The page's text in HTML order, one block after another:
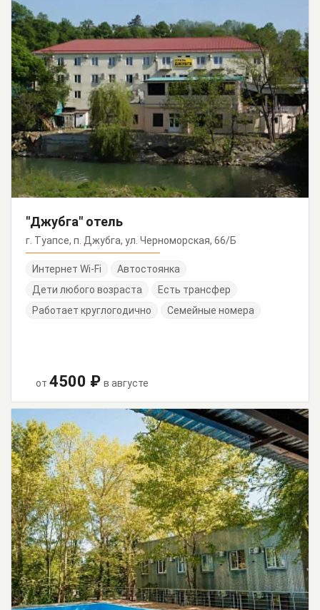
"Джубга" отель
г. Туапсе, п. Джубга, ул. Черноморская, 66/Б
Интернет Wi-Fi
Автостоянка
Дети любого возраста
Есть трансфер
Работает круглогодично
Семейные номера
от 4500 ₽ в августе